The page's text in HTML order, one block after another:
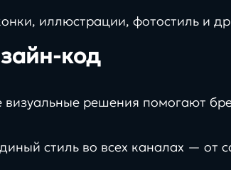
иллюстрации, фотостиль и
код
визуальные решения помогают
стиль во всех каналах — от